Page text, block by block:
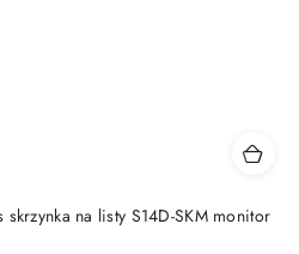
na listy S14D-SKM monitor